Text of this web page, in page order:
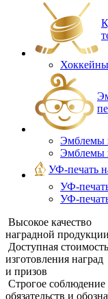
Эмблемы
Эмблемы
УФ-печать
УФ-
Высокое качество
наградной продукции
Доступная стоимость
изготовления наград
и призов
Строгое соблюдение
обязательств и